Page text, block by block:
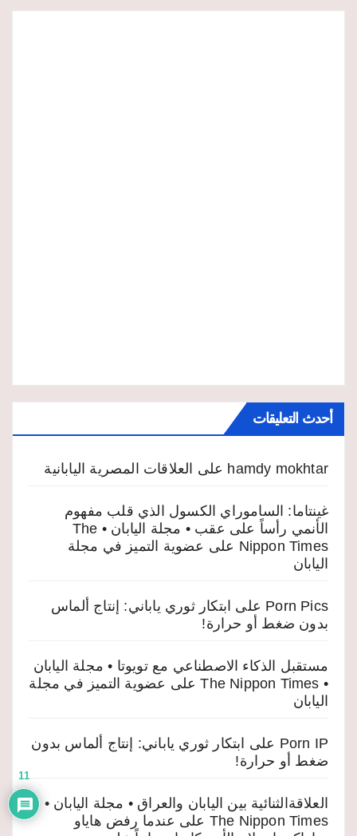
أحدث التعليقات
hamdy mokhtar على العلاقات المصرية اليابانية
غينتاما: الساموراي الكسول الذي قلب مفهوم
الأنمي رأساً على عقب • مجلة اليابان • The
Nippon Times على عضوية التميز في مجلة
اليابان
Porn Pics على ابتكار ثوري ياباني: إنتاج ألماس
بدون ضغط أو حرارة!
مستقبل الذكاء الاصطناعي مع تويوتا • مجلة اليابان
• The Nippon Times
على عضوية التميز في مجلة
اليابان
Porn IP على
ابتكار ثوري ياباني: إنتاج ألماس بدون
ضغط أو حرارة!
العلاقةالثنائية بين اليابان والعراق • مجلة اليابان •
The Nippon Times على عندما رفض هاياو
11